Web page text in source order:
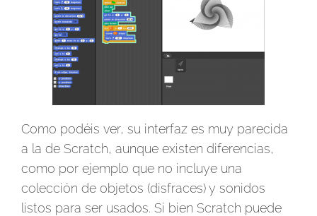
Como podéis ver, su interfaz es muy parecida
a la de Scratch, aunque existen diferencias,
como por ejemplo que no incluye una
colección de objetos (disfraces) y sonidos
listos para ser usados. Si bien Scratch puede